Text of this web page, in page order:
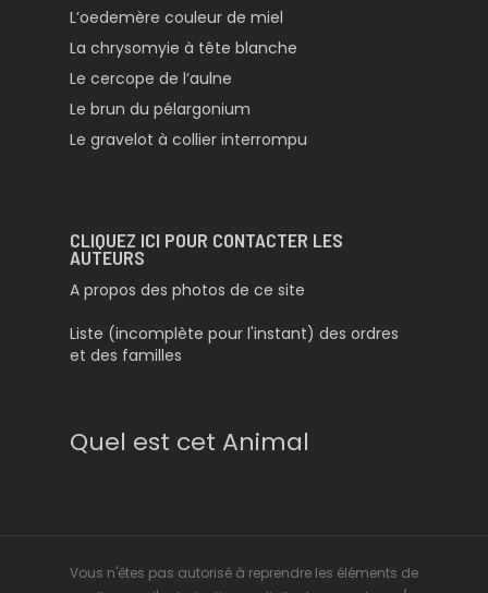
L’oedemère couleur de miel
La chrysomyie à tête blanche
Le cercope de l’aulne
Le brun du pélargonium
Le gravelot à collier interrompu
CLIQUEZ ICI POUR CONTACTER LES
AUTEURS
A propos des photos de ce site
Liste (incomplète pour l'instant) des ordres
et des familles
Quel est cet Animal
Vous n'êtes pas autorisé à reprendre les éléments de